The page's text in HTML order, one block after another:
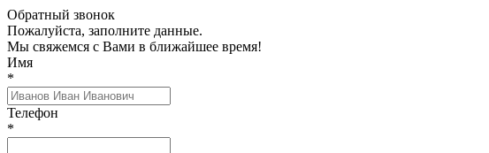
Обратный звонок
Пожалуйста, заполните данные.
Мы свяжемся с Вами в ближайшее время!
Имя
*
Телефон
*